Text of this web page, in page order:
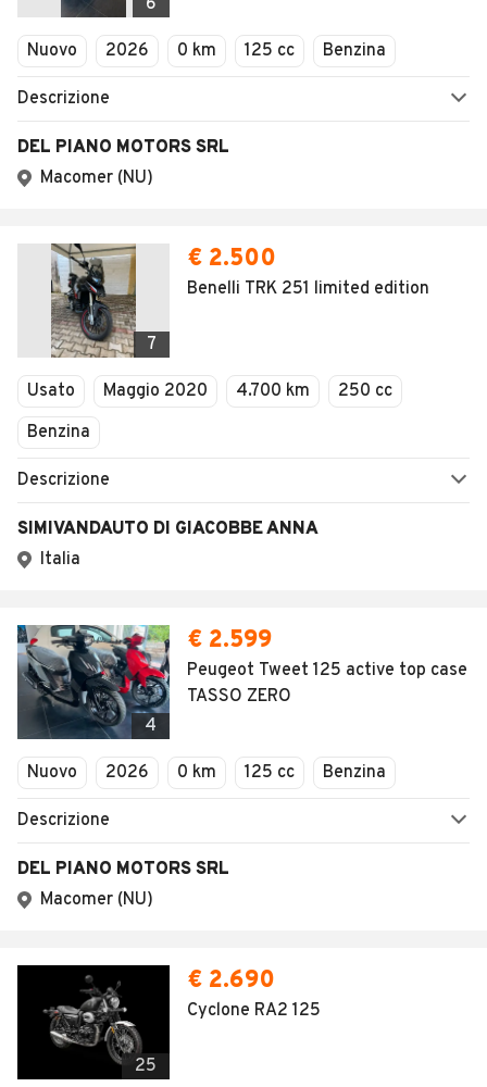
6
Nuovo 2026 0 km 125 cc Benzina
Descrizione
DEL PIANO MOTORS SRL
Macomer (NU)
7
€ 2.500
Benelli TRK 251 limited edition
Usato Maggio 2020 4.700 km
250 cc
Benzina
Descrizione
SIMIVANDAUTO DI GIACOBBE ANNA
Italia
4
€ 2.599
Peugeot Tweet 125 active top case
TASSO ZERO
Nuovo 2026 0 km 125 cc Benzina
Descrizione
DEL PIANO MOTORS SRL
Macomer (NU)
25
€ 2.690
Cyclone RA2 125